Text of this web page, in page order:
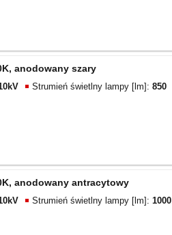
anodowany szary
Strumień świetlny lampy [lm]: 850
anodowany antracytowy
Strumień świetlny lampy [lm]: 1000